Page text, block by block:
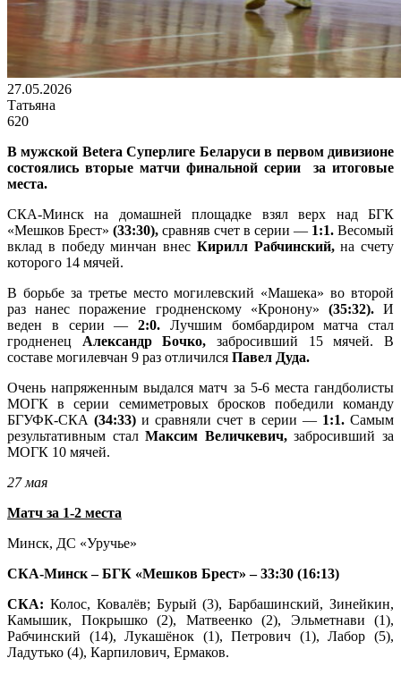
27.05.2026
Татьяна
620
В мужской Betera Суперлиге Беларуси в первом дивизионе
состоялись вторые матчи финальной серии за итоговые
места.
СКА-Минск на домашней площадке взял верх над БГК
«Мешков Брест» (33:30), сравняв счет в серии — 1:1. Весомый
вклад в победу минчан внес Кирилл Рабчинский,на счету
которого 14 мячей.
В борьбе за третье место могилевский «Машека» во второй
раз нанес поражение гродненскому «Кронону» (35:32).И
веден в серии — 2:0. Лучшим бомбардиром матча стал
гродненец Александр Бочко, забросивший 15 мячей. В
составе могилевчан 9 раз отличился Павел Дуда.
Очень напряженным выдался матч за 5-6 места гандболисты
МОГК в серии семиметровых бросков победили команду
БГУФК-СКА(34:33) и сравняли счет в серии — 1:1.Самым
результативным сталМаксим Величкевич,забросивший за
МОГК 10 мячей.
27 мая
Матч за 1-2 места
Минск, ДС «Уручье»
СКА-Минск – БГК «Мешков Брест» – 33:30 (16:13)
СКА: Колос, Ковалёв; Бурый (3), Барбашинский, Зинейкин,
Камышик, Покрышко (2), Матвеенко (2), Эльметнави (1),
Рабчинский (14), Лукашёнок (1), Петрович (1), Лабор (5),
Ладутько (4), Карпилович, Ермаков.